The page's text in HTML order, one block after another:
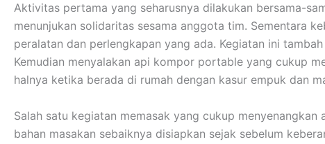
Aktivitas pertama yang seharusnya dilakukan bersama-
menunjukan solidaritas sesama anggota tim. Sementara
peralatan dan perlengkapan yang ada. Kegiatan ini
Kemudian menyalakan api kompor portable yang cukup
halnya ketika berada di rumah dengan kasur empuk dan
Salah satu kegiatan memasak yang cukup
bahan masakan sebaiknya disiapkan sejak sebelum